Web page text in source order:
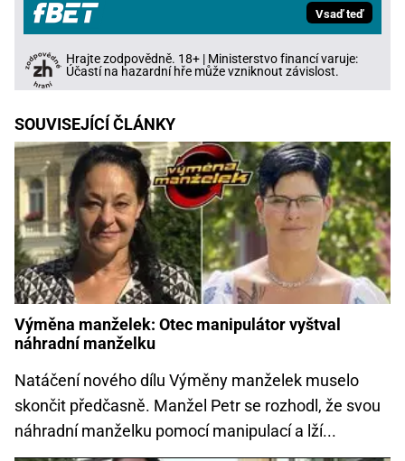
Vsaď teď
Hrajte zodpovědně. 18+ | Ministerstvo financí varuje:
Účastí na hazardní hře může vzniknout závislost.
SOUVISEJÍCÍ ČLÁNKY
Výměna manželek: Otec manipulátor vyštval
náhradní manželku
Natáčení nového dílu Výměny manželek muselo
skončit předčasně. Manžel Petr se rozhodl, že svou
náhradní manželku pomocí manipulací a lží...